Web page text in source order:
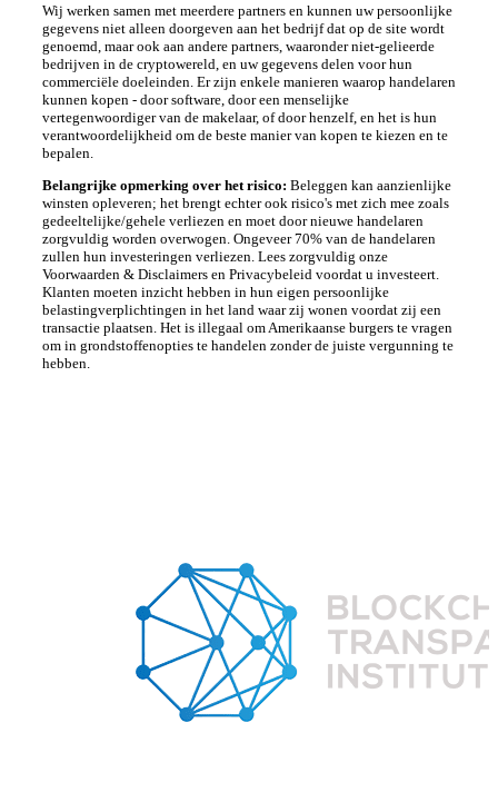
Wij werken samen met meerdere partners en kunnen uw persoonlijke
gegevens niet alleen doorgeven aan het bedrijf dat op de site wordt
genoemd, maar ook aan andere partners, waaronder niet-gelieerde
bedrijven in de cryptowereld, en uw gegevens delen voor hun
commerciële doeleinden. Er zijn enkele manieren waarop handelaren
kunnen kopen - door software, door een menselijke
vertegenwoordiger van de makelaar, of door henzelf, en het is hun
verantwoordelijkheid om de beste manier van kopen te kiezen en te
bepalen.
Belangrijke opmerking over het risico: Beleggen kan aanzienlijke
winsten opleveren; het brengt echter ook risico's met zich mee zoals
gedeeltelijke/gehele verliezen en moet door nieuwe handelaren
zorgvuldig worden overwogen. Ongeveer 70% van de handelaren
zullen hun investeringen verliezen. Lees zorgvuldig onze
Voorwaarden & Disclaimers en Privacybeleid voordat u investeert.
Klanten moeten inzicht hebben in hun eigen persoonlijke
belastingverplichtingen in het land waar zij wonen voordat zij een
transactie plaatsen. Het is illegaal om Amerikaanse burgers te vragen
om in grondstoffenopties te handelen zonder de juiste vergunning te
hebben.